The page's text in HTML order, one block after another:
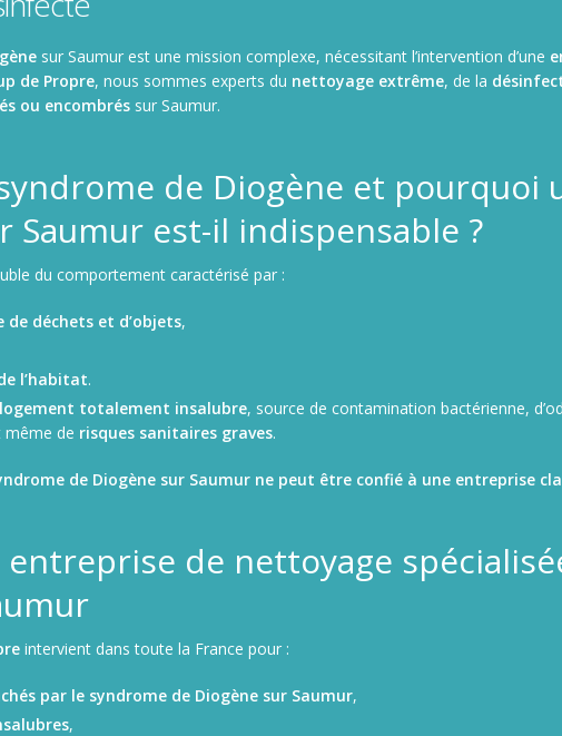
sur Saumur est une mission complexe, nécessitant l’intervention d’une
de Propre, nous sommes experts du nettoyage extrême, de la
ou encombrés sur Saumur.
de Diogène et pourquoi
Saumur est-il indispensable ?
du comportement caractérisé par :
déchets et d’objets,
l’habitat.
logement totalement insalubre, source de contamination bactérienne,
même de risques sanitaires graves.
de Diogène sur Saumur ne peut être confié à une entreprise
entreprise de nettoyage
intervient dans toute la France pour :
par le syndrome de Diogène sur Saumur,
,